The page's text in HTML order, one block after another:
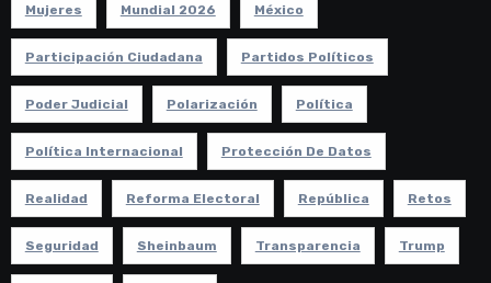
Mujeres Mundial 2026 México
Participación Ciudadana Partidos Políticos
Poder Judicial Polarización Política
Política Internacional Protección De Datos
Realidad Reforma Electoral República Retos
Seguridad Sheinbaum Transparencia Trump